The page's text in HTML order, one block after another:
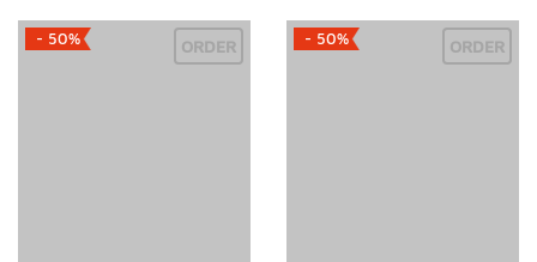
- 50% ORDER - 50% ORDER